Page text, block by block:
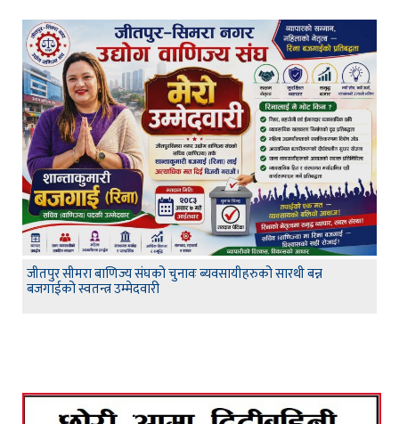
जीतपुर सीमरा बाणिज्य संघको चुनावः ब्यवसायीहरुको सारथी बन्न
बजगाईको स्वतन्त्र उम्मेदवारी